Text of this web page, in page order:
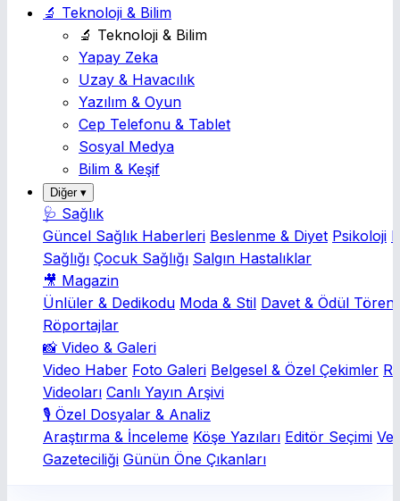
🔬 Teknoloji & Bilim
🔬 Teknoloji & Bilim
Yapay Zeka
Uzay & Havacılık
Yazılım & Oyun
Cep Telefonu & Tablet
Sosyal Medya
Bilim & Keşif
Diğer ▾
🩺 Sağlık
Güncel Sağlık Haberleri Beslenme & Diyet Psikoloji
Sağlığı Çocuk Sağlığı Salgın Hastalıklar
🎥 Magazin
Ünlüler & Dedikodu Moda & Stil Davet & Ödül
Röportajlar
📸 Video & Galeri
Video Haber Foto Galeri Belgesel & Özel Çekimler
Videoları Canlı Yayın Arşivi
🎙️ Özel Dosyalar & Analiz
Araştırma & İnceleme Köşe Yazıları Editör Seçimi
Gazeteciliği Günün Öne Çıkanları